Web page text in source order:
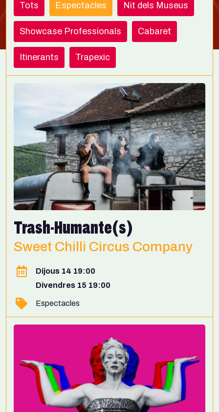
Tots Espectacles Nit dels Museus
Showcase Professionals Cabaret
Itinerants Trapexic
Trash-Humante(s)
Sweet Chilli Circus Company
Dijous 14 19:00
Divendres 15 19:00
Espectacles